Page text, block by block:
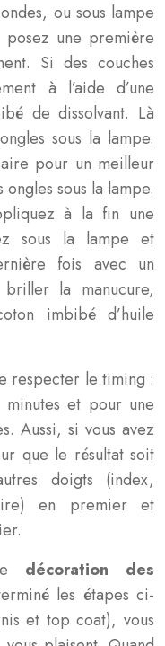
ou sous lampe
posez une première
Si des couches
à l’aide d’une
de dissolvant. Là
sous la lampe.
pour un meilleur
sous la lampe.
à la fin une
sous la lampe et
fois avec un
la manucure,
imbibé d’huile
respecter le timing :
et pour une
Aussi, si vous avez
que le résultat soit
doigts (index,
en premier et
décoration des
les étapes ci-
et top coat), vous